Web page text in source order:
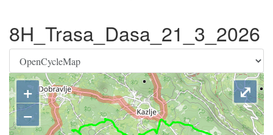
8H_Trasa_Dasa_21_3_2026
+
−
⤢